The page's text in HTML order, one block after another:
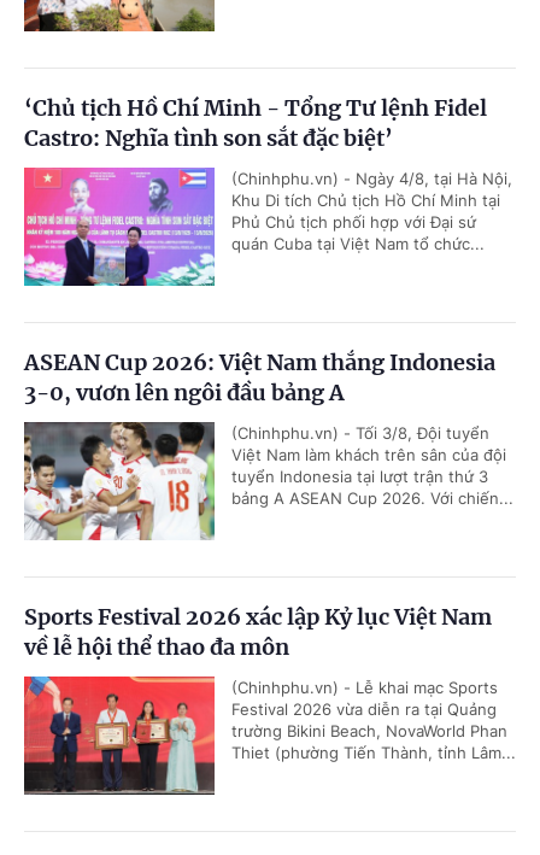
‘Chủ tịch Hồ Chí Minh - Tổng Tư lệnh Fidel
Castro: Nghĩa tình son sắt đặc biệt’
(Chinhphu.vn) - Ngày 4/8, tại Hà Nội,
Khu Di tích Chủ tịch Hồ Chí Minh tại
Phủ Chủ tịch phối hợp với Đại sứ
quán Cuba tại Việt Nam tổ chức...
ASEAN Cup 2026: Việt Nam thắng Indonesia
3-0, vươn lên ngôi đầu bảng A
(Chinhphu.vn) - Tối 3/8, Đội tuyển
Việt Nam làm khách trên sân của đội
tuyển Indonesia tại lượt trận thứ 3
bảng A ASEAN Cup 2026. Với chiến...
Sports Festival 2026 xác lập Kỷ lục Việt Nam
về lễ hội thể thao đa môn
(Chinhphu.vn) - Lễ khai mạc Sports
Festival 2026 vừa diễn ra tại Quảng
trường Bikini Beach, NovaWorld Phan
Thiet (phường Tiến Thành, tỉnh Lâm...